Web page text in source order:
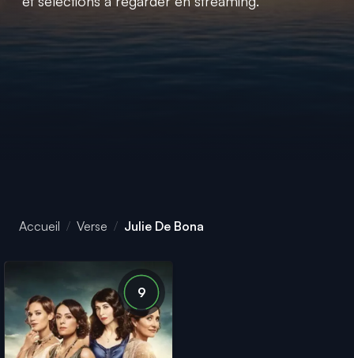
Accueil Verse Julie De Bona
9